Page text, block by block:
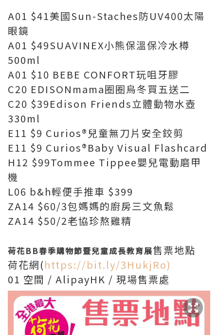
A01 $41美國Sun-Staches防UV400太陽
眼鏡
A01 $49SUAVINEX小熊保溫保冷水樽
500ml
A01 $10 BEBE CONFORT玩咀牙膠
C20 EDISONmama圈圈烏冬買五送二
C20 $39Edison Friends立體動物水壺
330ml
E11 $9 Curios®兒童無刀片安全鉸剪
E11 $9 Curios®Baby Visual Flashcard
H12 $99Tommee Tippee嬰兒電動磨甲
機
L06 b&h輕便手推車 $399
ZA14 $60/3包媽媽的廚房三文魚鬆
ZA14 $50/2老協珍熬雞精
荷花BB春季購物節暨兒童成長教育展售票地點
荷花網(https://bit.ly/3HukjRo)
01 空間 / AlipayHK / 現場售票處